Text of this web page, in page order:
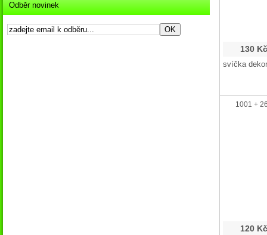
Odběr novinek
130
svíčka
1001 +
120